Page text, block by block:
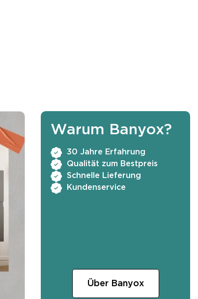
Warum Banyox?
30 Jahre Erfahrung
Qualität zum Bestpreis
Schnelle Lieferung
Kundenservice
Über Banyox